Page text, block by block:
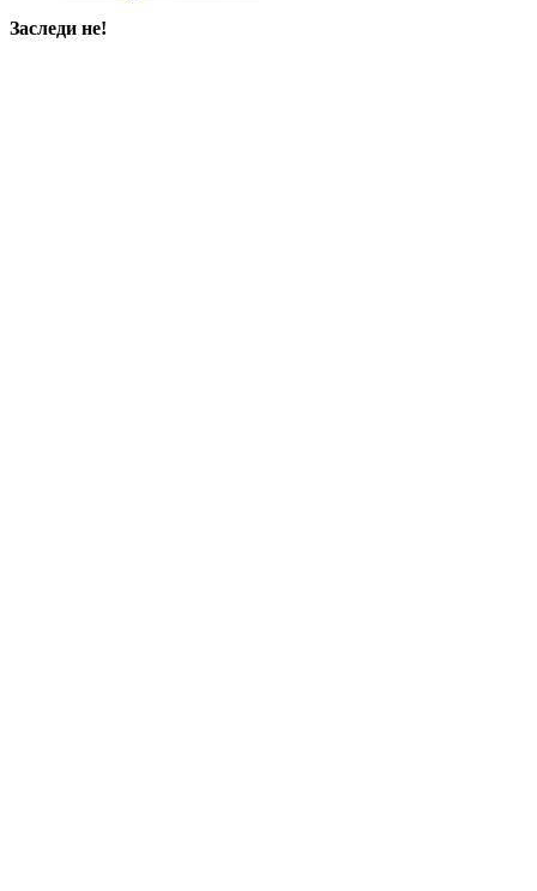
Заследи не!